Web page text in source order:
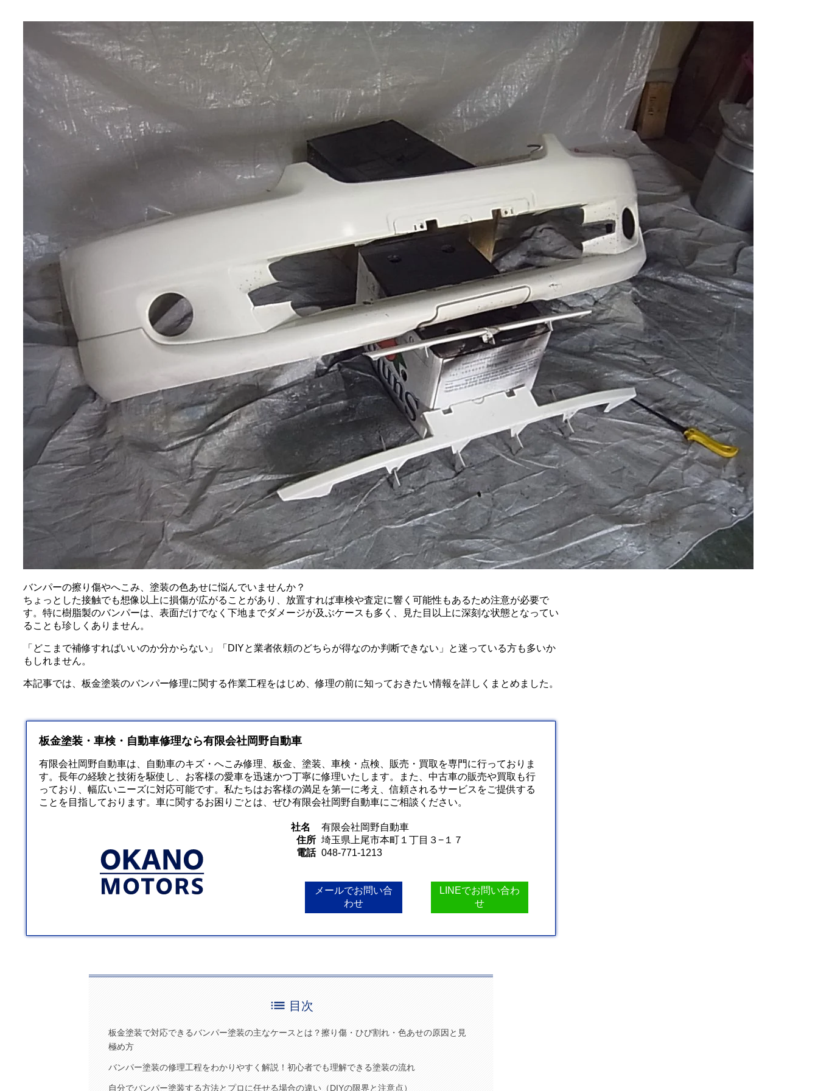
バンパーの擦り傷やへこみ、塗装の色あせに悩んでいませんか？
ちょっとした接触でも想像以上に損傷が広がることがあり、放置すれば車検や査定に響く可能性もあるため注意が必要で
す。特に樹脂製のバンパーは、表面だけでなく下地までダメージが及ぶケースも多く、見た目以上に深刻な状態となってい
ることも珍しくありません。
「どこまで補修すればいいのか分からない」「DIYと業者依頼のどちらが得なのか判断できない」と迷っている方も多いか
もしれません。
本記事では、板金塗装のバンパー修理に関する作業工程をはじめ、修理の前に知っておきたい情報を詳しくまとめました。
板金塗装・車検・自動車修理なら有限会社岡野自動車
有限会社岡野自動車は、自動車のキズ・へこみ修理、板金、塗装、車検・点検、販売・買取を専門に行っておりま
す。長年の経験と技術を駆使し、お客様の愛車を迅速かつ丁寧に修理いたします。また、中古車の販売や買取も行
っており、幅広いニーズに対応可能です。私たちはお客様の満足を第一に考え、信頼されるサービスをご提供する
ことを目指しております。車に関するお困りごとは、ぜひ有限会社岡野自動車にご相談ください。
社名
有限会社岡野自動車
住所 埼玉県上尾市本町１丁目３−１７
電話 048-771-1213
メールでお問い合
わせ
LINEでお問い合わ
せ
目次
板金塗装で対応できるバンパー塗装の主なケースとは？擦り傷・ひび割れ・色あせの原因と見
極め方
バンパー塗装の修理工程をわかりやすく解説！初心者でも理解できる塗装の流れ
自分でバンパー塗装する方法とプロに任せる場合の違い（DIYの限界と注意点）